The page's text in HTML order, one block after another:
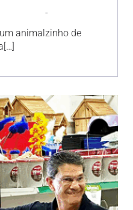
-
animalzinho de